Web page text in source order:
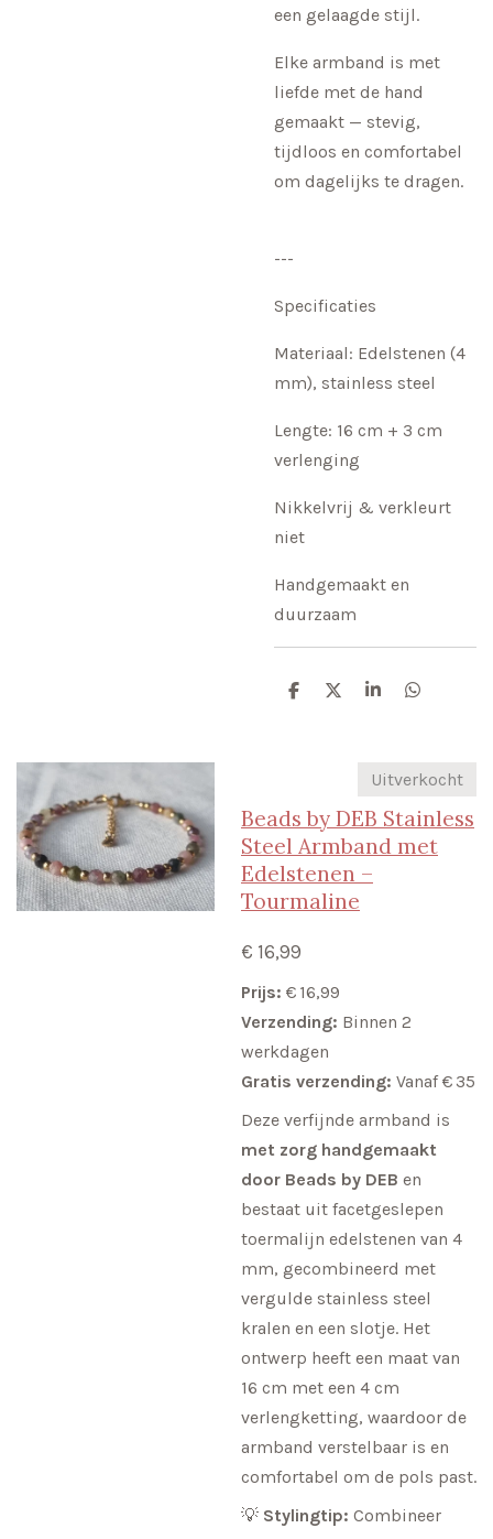
een gelaagde stijl.
Elke armband is met
liefde met de hand
gemaakt — stevig,
tijdloos en comfortabel
om dagelijks te dragen.
---
Specificaties
Materiaal: Edelstenen (4
mm), stainless steel
Lengte: 16 cm + 3 cm
verlenging
Nikkelvrij & verkleurt
niet
Handgemaakt en
duurzaam
D
D
S
D
Uitverkocht
Beads by DEB Stainless
Steel Armband met
Edelstenen –
Tourmaline
€ 16,99
Prijs: € 16,99
Verzending: Binnen 2
werkdagen
Gratis verzending: Vanaf € 35
Deze verfijnde armband is
met zorg handgemaakt
door Beads by DEB en
bestaat uit facetgeslepen
toermalijn edelstenen van 4
mm, gecombineerd met
vergulde stainless steel
kralen en een slotje. Het
ontwerp heeft een maat van
16 cm met een 4 cm
verlengketting, waardoor de
armband verstelbaar is en
comfortabel om de pols past.
💡 Stylingtip: Combineer